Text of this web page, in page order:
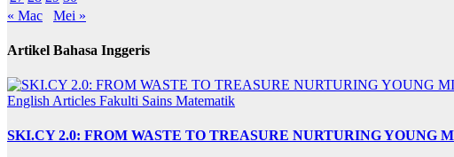
« Mac
Mei »
Artikel Bahasa Inggeris
English Articles Fakulti Sains Matematik
SKI.CY 2.0: FROM WASTE TO TREASURE NURTURING YOUNG